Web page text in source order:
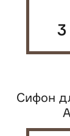
3
Сифон